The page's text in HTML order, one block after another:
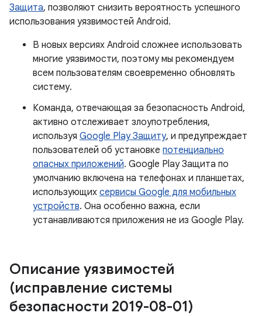
Защита, позволяют снизить вероятность успешного
использования уязвимостей Android.
В новых версиях Android сложнее использовать
многие уязвимости, поэтому мы рекомендуем
всем пользователям своевременно обновлять
систему.
Команда, отвечающая за безопасность Android,
активно отслеживает злоупотребления,
используя Google Play Защиту, и предупреждает
пользователей об установке потенциально
опасных приложений. Google Play Защита по
умолчанию включена на телефонах и планшетах,
использующих сервисы Google для мобильных
устройств. Она особенно важна, если
устанавливаются приложения не из Google Play.
Описание уязвимостей
(исправление системы
безопасности 2019-08-01)